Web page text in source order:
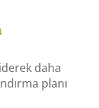
daha
planı